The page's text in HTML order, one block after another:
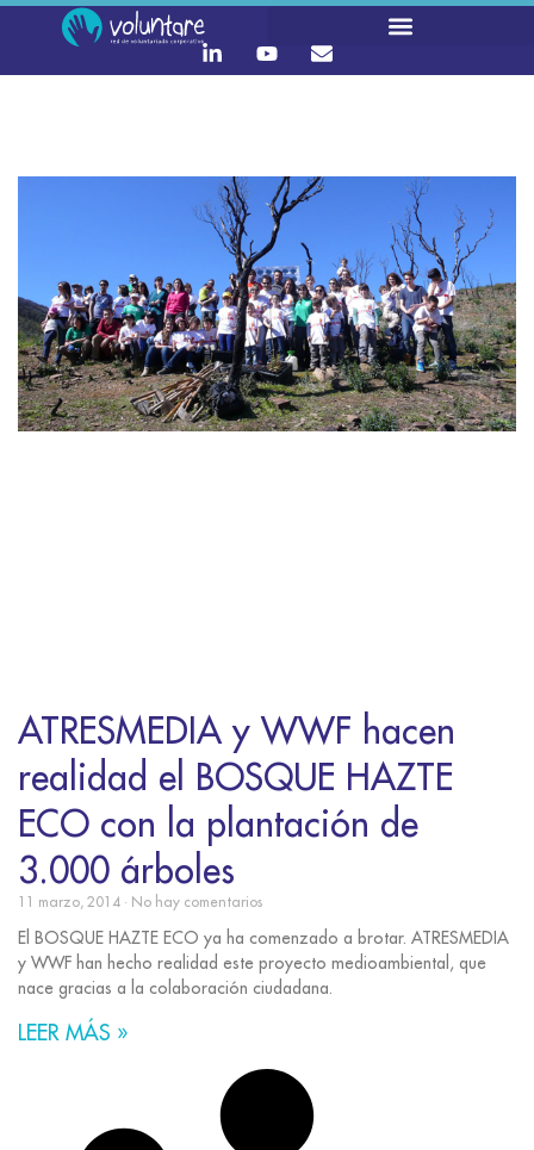
ATRESMEDIA y WWF hacen
realidad el BOSQUE HAZTE
ECO con la plantación de
3.000 árboles
11 marzo, 2014 No hay comentarios
El BOSQUE HAZTE ECO ya ha comenzado a brotar. ATRESMEDIA
y WWF han hecho realidad este proyecto medioambiental, que
nace gracias a la colaboración ciudadana.
LEER MÁS »